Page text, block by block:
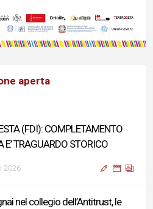
aperta
(FDI): COMPLETAMENTO
E’ TRAGUARDO STORICO
2026
nel collegio dell’Antitrust, le